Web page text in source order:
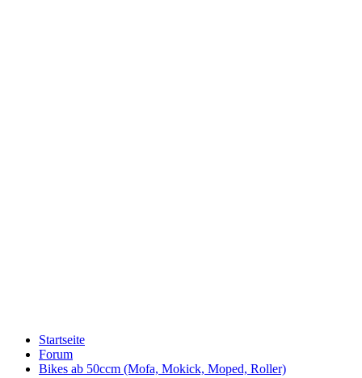
Startseite
Forum
Bikes ab 50ccm (Mofa, Mokick, Moped, Roller)